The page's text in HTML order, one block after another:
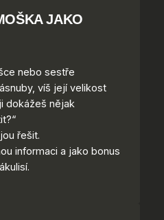
JAKO
nebo sestře
víš její velikost
dokážeš nějak
řešit.
informaci a jako bonus